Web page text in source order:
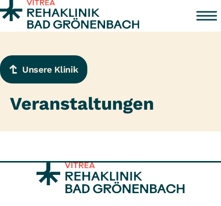
Zum Inhalt springen
Unsere Klinik
Veranstaltungen